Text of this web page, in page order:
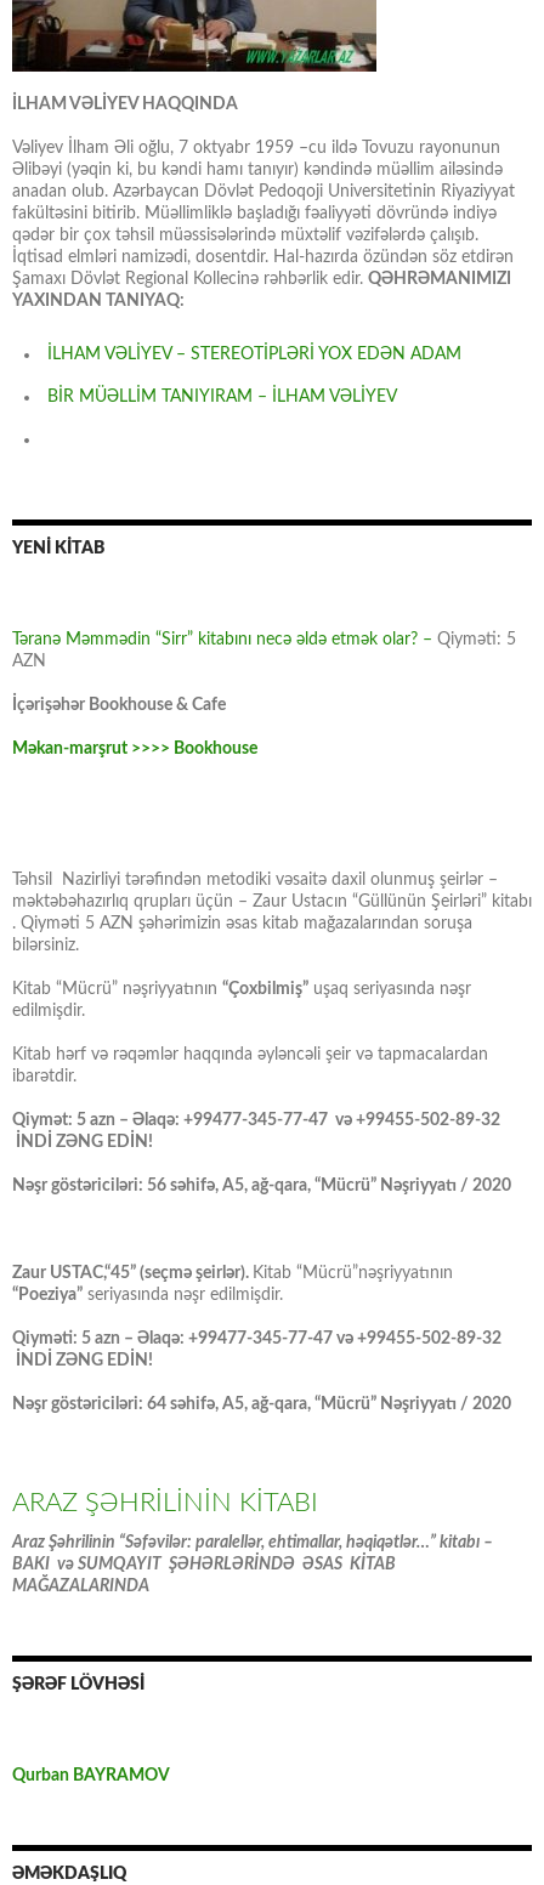
İLHAM VƏLİYEV HAQQINDA
Vəliyev İlham Əli oğlu, 7 oktyabr 1959 –cu ildə Tovuzu rayonunun
Əlibəyi (yəqin ki, bu kəndi hamı tanıyır) kəndində müəllim ailəsində
anadan olub. Azərbaycan Dövlət Pedoqoji Universitetinin Riyaziyyat
fakültəsini bitirib. Müəllimliklə başladığı fəaliyyəti dövründə indiyə
qədər bir çox təhsil müəssisələrində müxtəlif vəzifələrdə çalışıb.
İqtisad elmləri namizədi, dosentdir. Hal-hazırda özündən söz etdirən
Şamaxı Dövlət Regional Kollecinə rəhbərlik edir. QƏHRƏMANIMIZI
YAXINDAN TANIYAQ:
İLHAM VƏLİYEV – STEREOTİPLƏRİ YOX EDƏN ADAM
BİR MÜƏLLİM TANIYIRAM – İLHAM VƏLİYEV
YENİ KİTAB
Təranə Məmmədin “Sirr” kitabını necə əldə etmək olar? – Qiyməti: 5
AZN
İçərişəhər Bookhouse & Cafe
Məkan-marşrut >>>> Bookhouse
Təhsil Nazirliyi tərəfindən metodiki vəsaitə daxil olunmuş şeirlər –
məktəbəhazırlıq qrupları üçün – Zaur Ustacın “Güllünün Şeirləri” kitabı
. Qiyməti 5 AZN şəhərimizin əsas kitab mağazalarından soruşa
bilərsiniz.
Kitab “Mücrü” nəşriyyatının “Çoxbilmiş” uşaq seriyasında nəşr
edilmişdir.
Kitab hərf və rəqəmlər haqqında əyləncəli şeir və tapmacalardan
ibarətdir.
Qiymət: 5 azn – Əlaqə: +99477-345-77-47 və +99455-502-89-32
İNDİ ZƏNG EDİN!
Nəşr göstəriciləri: 56 səhifə, A5, ağ-qara, “Mücrü” Nəşriyyatı / 2020
Zaur USTAC,“45” (seçmə şeirlər). Kitab “Mücrü”nəşriyyatının
“Poeziya” seriyasında nəşr edilmişdir.
Qiyməti: 5 azn – Əlaqə: +99477-345-77-47 və +99455-502-89-32
İNDİ ZƏNG EDİN!
Nəşr göstəriciləri: 64 səhifə, A5, ağ-qara, “Mücrü” Nəşriyyatı / 2020
ARAZ ŞƏHRİLİNİN KİTABI
Araz Şəhrilinin “Səfəvilər: paralellər, ehtimallar, həqiqətlər…” kitabı –
BAKI və SUMQAYIT ŞƏHƏRLƏRİNDƏ ƏSAS KİTAB
MAĞAZALARINDA
ŞƏRƏF LÖVHƏSİ
Qurban BAYRAMOV
ƏMƏKDAŞLIQ